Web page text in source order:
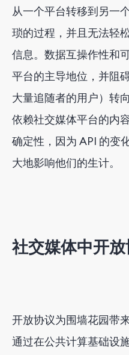
从一个平台转移到另一
琐的过程，并且无法轻
信息。数据互操作性和
平台的主导地位，并阻
大量追随者的用户）转
依赖社交媒体平台的内
确定性，因为 API 的变
大地影响他们的生计。
社交媒体中开
开放协议为围墙花园带
通过在公共计算基础设